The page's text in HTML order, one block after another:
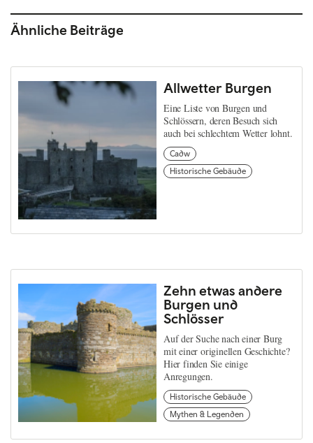
Ähnliche Beiträge
Allwetter Burgen
Eine Liste von Burgen und
Schlössern, deren Besuch sich
auch bei schlechtem Wetter lohnt.
Cadw
Historische Gebäude
Zehn etwas andere
Burgen und
Schlösser
Auf der Suche nach einer Burg
mit einer originellen Geschichte?
Hier finden Sie einige
Anregungen.
Historische Gebäude
Mythen & Legenden